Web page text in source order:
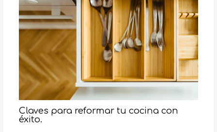
Claves para reformar tu cocina con
éxito.